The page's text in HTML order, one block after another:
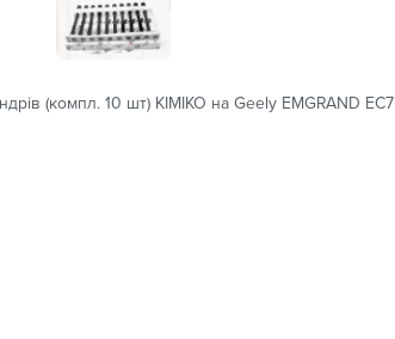
(компл. 10 шт) KIMIKO на Geely EMGRAND EC7